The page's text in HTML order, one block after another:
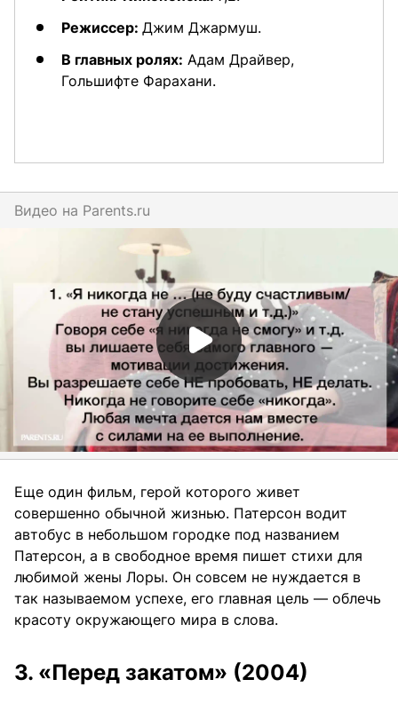
Режиссер: Джим Джармуш.
В главных ролях: Адам Драйвер,
Гольшифте Фарахани.
Видео на parents.ru
Еще один фильм, герой которого живет
совершенно обычной жизнью. Патерсон водит
автобус в небольшом городке под названием
Патерсон, а в свободное время пишет стихи для
любимой жены Лоры. Он совсем не нуждается в
так называемом успехе, его главная цель — облечь
красоту окружающего мира в слова.
3. «Перед закатом» (2004)